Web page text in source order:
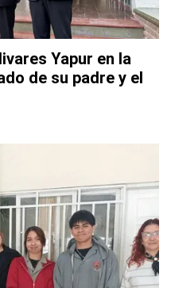
Yapur en la
de su padre y el